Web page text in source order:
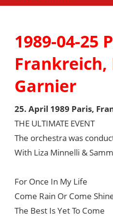
1989-04-25
Frankreich,
Garnier
25. April 1989 Paris,
THE ULTIMATE EVENT
The orchestra was
With Liza Minnelli &
For Once In My Life
Come Rain Or Come
The Best Is Yet To Come